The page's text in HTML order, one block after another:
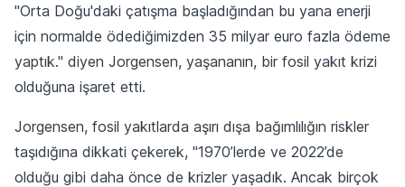
"Orta Doğu'daki çatışma başladığından bu yana enerji
için normalde ödediğimizden 35 milyar euro fazla ödeme
yaptık." diyen Jorgensen, yaşananın, bir fosil yakıt krizi
olduğuna işaret etti.
Jorgensen, fosil yakıtlarda aşırı dışa bağımlılığın riskler
taşıdığına dikkati çekerek, "1970’lerde ve 2022’de
olduğu gibi daha önce de krizler yaşadık. Ancak birçok